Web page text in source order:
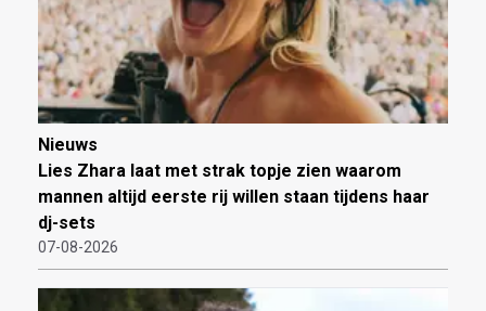
Nieuws
Lies Zhara laat met strak topje zien waarom
mannen altijd eerste rij willen staan tijdens haar
dj-sets
07-08-2026